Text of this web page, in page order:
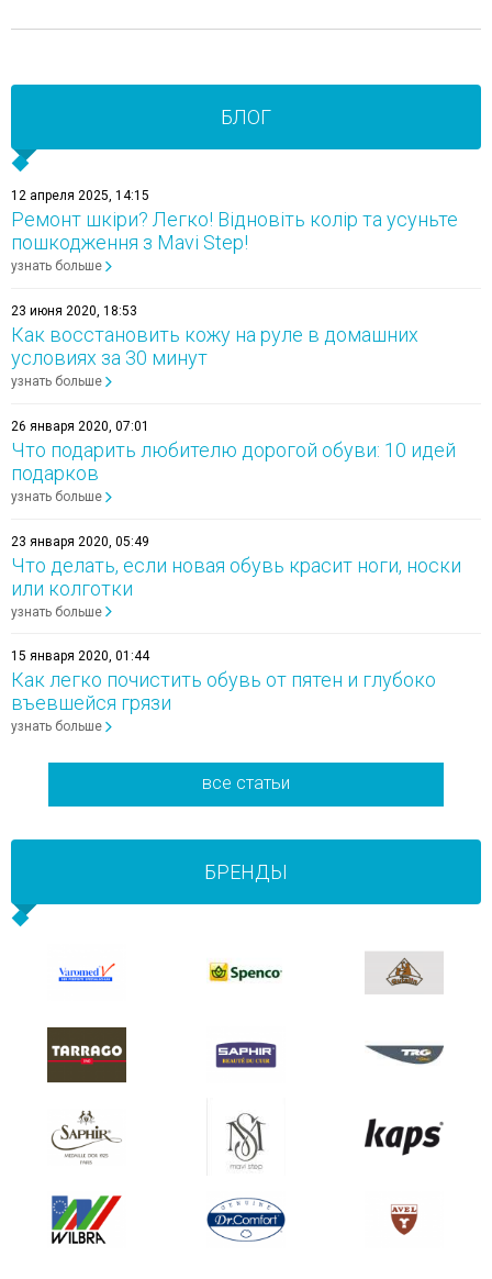
БЛОГ
12 апреля 2025, 14:15
Ремонт шкіри? Легко! Відновіть колір та усуньте
пошкодження з Mavi Step!
узнать больше
23 июня 2020, 18:53
Как восстановить кожу на руле в домашних
условиях за 30 минут
узнать больше
26 января 2020, 07:01
Что подарить любителю дорогой обуви: 10 идей
подарков
узнать больше
23 января 2020, 05:49
Что делать, если новая обувь красит ноги, носки
или колготки
узнать больше
15 января 2020, 01:44
Как легко почистить обувь от пятен и глубоко
въевшейся грязи
узнать больше
все статьи
БРЕНДЫ